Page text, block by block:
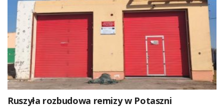
Ruszyła rozbudowa remizy w Potaszni